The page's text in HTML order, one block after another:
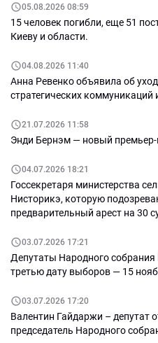
05.08.2026 08:59
15 человек погибли, еще 51
Киеву и области.
04.08.2026 11:40
Анна Ревенко объявила об
стратегических
21.07.2026 11:58
Энди Бернэм — новый
04.07.2026 18:21
Госсекретаря министерства
Нисторикэ, которую
предварительный арест на 30
03.07.2026 17:21
Депутаты Народного собрания
третью дату выборов — 15
03.07.2026 17:20
Валентин Гайдаржи – депутат
председатель Народного